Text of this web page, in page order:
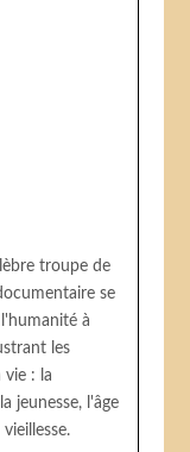
troupe de
se
à
les
vie : la
jeunesse, l'âge